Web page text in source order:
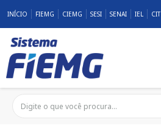
INÍCIO FIEMG CIEMG SESI SENAI IEL CIT